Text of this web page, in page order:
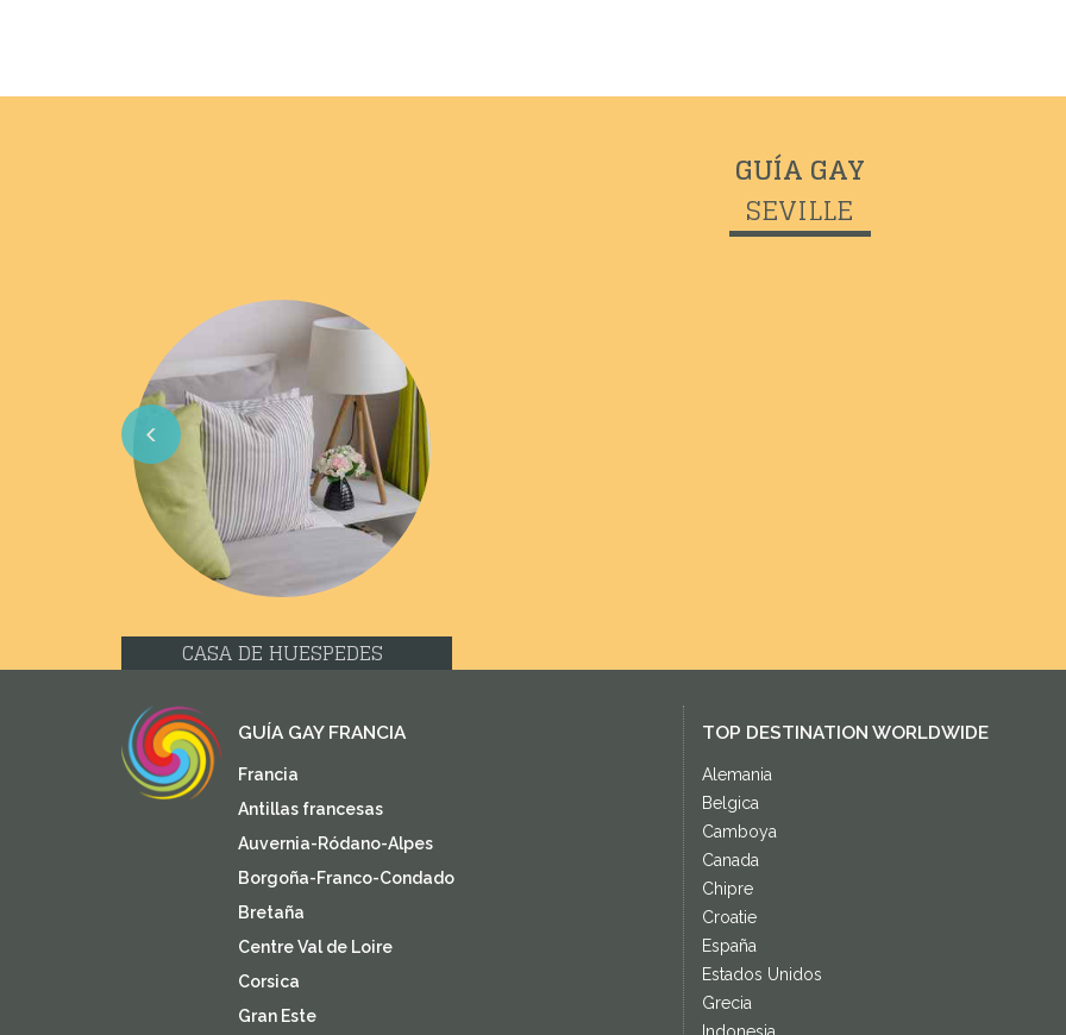
GUÍA GAY
SEVILLE
Previous
CASA DE HUESPEDES
GUÍA GAY FRANCIA
Francia
Antillas francesas
Auvernia-Ródano-Alpes
Borgoña-Franco-Condado
Bretaña
Centre Val de Loire
Corsica
Gran Este
TOP DESTINATION WORLDWIDE
Alemania
Belgica
Camboya
Canada
Chipre
Croatie
España
Estados Unidos
Grecia